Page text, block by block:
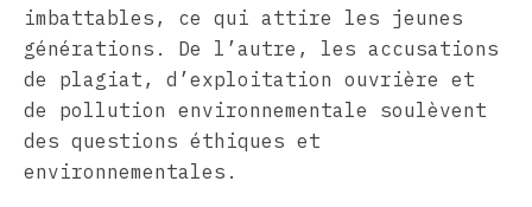
imbattables, ce qui attire les jeunes
générations. De l’autre, les accusations
de plagiat, d’exploitation ouvrière et
de pollution environnementale soulèvent
des questions éthiques et
environnementales.